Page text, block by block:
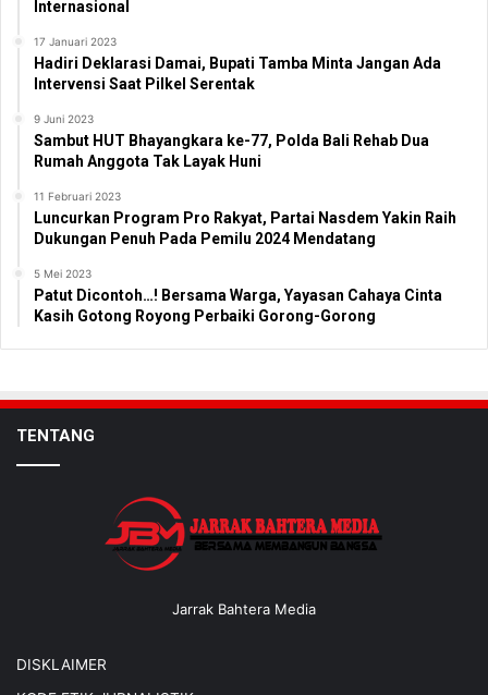
Internasional
17 Januari 2023
Hadiri Deklarasi Damai, Bupati Tamba Minta Jangan Ada
Intervensi Saat Pilkel Serentak
9 Juni 2023
Sambut HUT Bhayangkara ke-77, Polda Bali Rehab Dua
Rumah Anggota Tak Layak Huni
11 Februari 2023
Luncurkan Program Pro Rakyat, Partai Nasdem Yakin Raih
Dukungan Penuh Pada Pemilu 2024 Mendatang
5 Mei 2023
Patut Dicontoh…! Bersama Warga, Yayasan Cahaya Cinta
Kasih Gotong Royong Perbaiki Gorong-Gorong
TENTANG
Jarrak Bahtera Media
DISKLAIMER